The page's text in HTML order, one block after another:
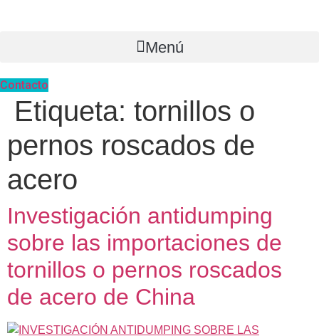
Menú
Contacto
Etiqueta: tornillos o
pernos roscados de
acero
Investigación antidumping
sobre las importaciones de
tornillos o pernos roscados
de acero de China